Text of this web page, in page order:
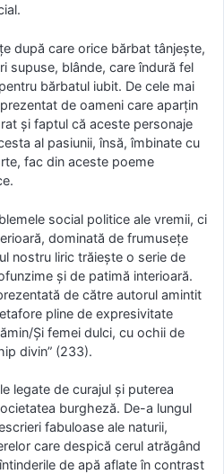
după care orice bărbat tânjeşte,
supuse, blânde, care îndură fel
bărbatul iubit. De cele mai
de oameni care aparţin
şi faptul că aceste personaje
al pasiunii, însă, îmbinate cu
fac din aceste poeme
social politice ale vremii, ci
dominată de frumuseţe
nostru liric trăieşte o serie de
şi de patimă interioară.
de către autorul amintit
pline de expresivitate
Şi femei dulci, cu ochii de
divin” (233).
legate de curajul şi puterea
burgheză. De-a lungul
fabuloase ale naturii,
care despică cerul atrăgând
de apă aflate în contrast